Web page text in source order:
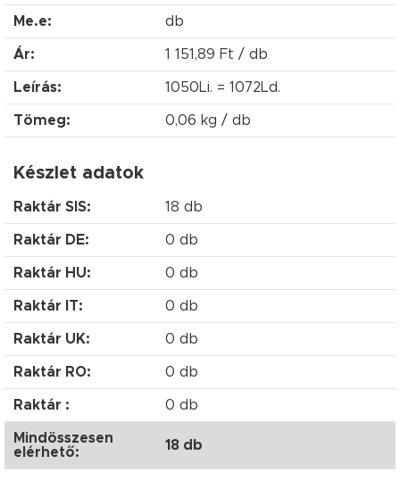
Me.e: db
Ár: 1 151,89 Ft / db
Leírás: 1050Li. = 1072Ld.
Tömeg: 0,06 kg / db
Készlet adatok
Raktár SIS: 18 db
Raktár DE: 0 db
Raktár HU: 0 db
Raktár IT: 0 db
Raktár UK: 0 db
Raktár RO: 0 db
Raktár : 0 db
Mindösszesen
elérhető:
18 db